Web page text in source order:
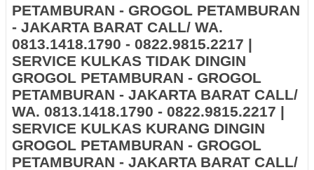
PETAMBURAN - GROGOL PETAMBURAN
- JAKARTA BARAT CALL/ WA.
0813.1418.1790 - 0822.9815.2217 |
SERVICE KULKAS TIDAK DINGIN
GROGOL PETAMBURAN - GROGOL
PETAMBURAN - JAKARTA BARAT CALL/
WA. 0813.1418.1790 - 0822.9815.2217 |
SERVICE KULKAS KURANG DINGIN
GROGOL PETAMBURAN - GROGOL
PETAMBURAN - JAKARTA BARAT CALL/